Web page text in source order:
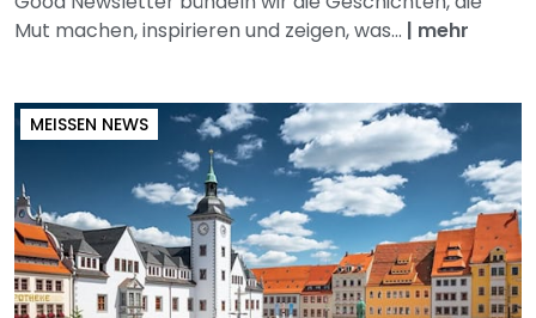
Mut machen, inspirieren und zeigen, was... | mehr
MEISSEN NEWS